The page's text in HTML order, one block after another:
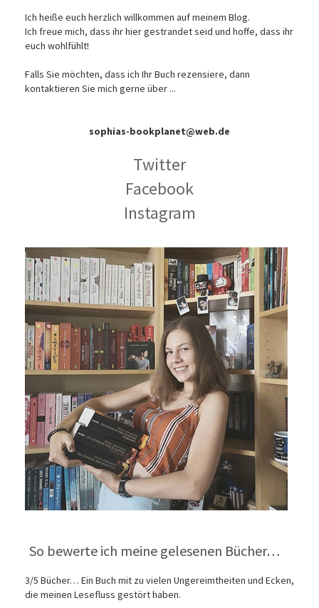
Ich heiße euch herzlich willkommen auf meinem Blog.
Ich freue mich, dass ihr hier gestrandet seid und hoffe, dass ihr
euch wohlfühlt!
Falls Sie möchten, dass ich Ihr Buch rezensiere, dann
kontaktieren Sie mich gerne über ...
sophias-bookplanet@web.de
Twitter
Facebook
Instagram
So bewerte ich meine gelesenen Bücher…
3/5 Bücher… Ein Buch mit zu vielen Ungereimtheiten und Ecken,
die meinen Lesefluss gestört haben.